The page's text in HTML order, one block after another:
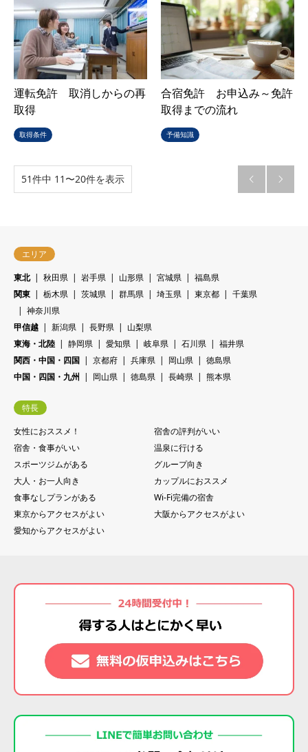
運転免許 取消しからの再
取得
取得条件
合宿免許 お申込み～免許
取得までの流れ
予備知識
51件中 11〜20件を表示  
エリア
東北
秋田県 岩手県 山形県 宮城県
福島県
関東
栃木県 茨城県 群馬県 埼玉県 東京都
千葉県
神奈川県
甲信越
新潟県 長野県
山梨県
東海・北陸
静岡県 愛知県 岐阜県 石川県
福井県
関西・中国・四国
京都府 兵庫県 岡山県
徳島県
中国・四国・九州
岡山県 徳島県 長崎県 熊本県
特長
女性におススメ！
宿舎の評判がいい
宿舎・食事がいい
温泉に行ける
スポーツジムがある
グループ向き
大人・お一人向き
カップルにおススメ
食事なしプランがある
Wi-Fi完備の宿舎
東京からアクセスがよい
大阪からアクセスがよい
愛知からアクセスがよい